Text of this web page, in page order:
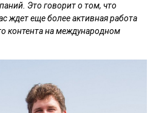
Это говорит о том, что
ждет еще более активная работа
контента на международном